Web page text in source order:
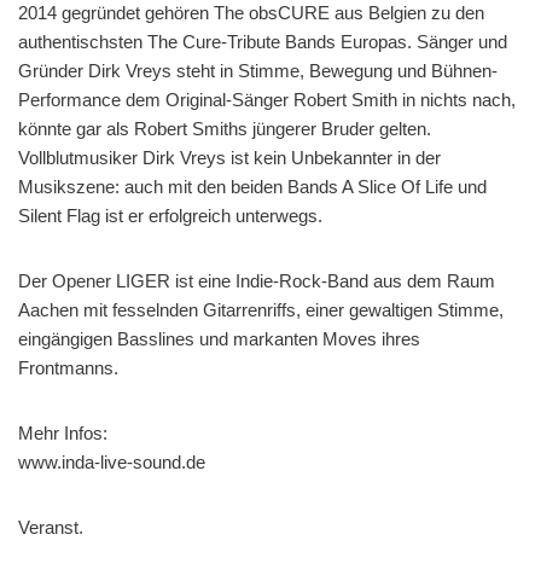
2014 gegründet gehören The obsCURE aus Belgien zu den
authentischsten The Cure-Tribute Bands Europas. Sänger und
Gründer Dirk Vreys steht in Stimme, Bewegung und Bühnen-
Performance dem Original-Sänger Robert Smith in nichts nach,
könnte gar als Robert Smiths jüngerer Bruder gelten.
Vollblutmusiker Dirk Vreys ist kein Unbekannter in der
Musikszene: auch mit den beiden Bands A Slice Of Life und
Silent Flag ist er erfolgreich unterwegs.
Der Opener LIGER ist eine Indie-Rock-Band aus dem Raum
Aachen mit fesselnden Gitarrenriffs, einer gewaltigen Stimme,
eingängigen Basslines und markanten Moves ihres
Frontmanns.
Mehr Infos:
www.inda-live-sound.de
Veranst.